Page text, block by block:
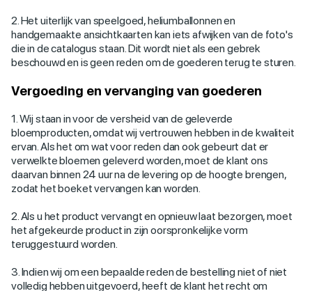
2. Het uiterlijk van speelgoed, heliumballonnen en
handgemaakte ansichtkaarten kan iets afwijken van de foto's
die in de catalogus staan. Dit wordt niet als een gebrek
beschouwd en is geen reden om de goederen terug te sturen.
Vergoeding en vervanging van goederen
1. Wij staan in voor de versheid van de geleverde
bloemproducten, omdat wij vertrouwen hebben in de kwaliteit
ervan. Als het om wat voor reden dan ook gebeurt dat er
verwelkte bloemen geleverd worden, moet de klant ons
daarvan binnen 24 uur na de levering op de hoogte brengen,
zodat het boeket vervangen kan worden.
2. Als u het product vervangt en opnieuw laat bezorgen, moet
het afgekeurde product in zijn oorspronkelijke vorm
teruggestuurd worden.
3. Indien wij om een bepaalde reden de bestelling niet of niet
volledig hebben uitgevoerd, heeft de klant het recht om